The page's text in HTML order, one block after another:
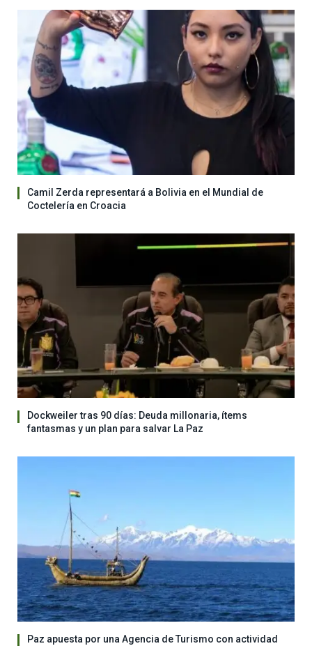
Camil Zerda representará a Bolivia en el Mundial de
Coctelería en Croacia
Dockweiler tras 90 días: Deuda millonaria, ítems
fantasmas y un plan para salvar La Paz
Paz apuesta por una Agencia de Turismo con actividad